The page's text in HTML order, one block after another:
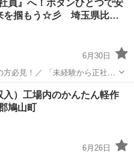
員』へ！ボタンひとつで安
を掴もう☆彡 埼玉県比…
6月30日
経験から正社員
りたい！」 「長期安定の職場で
入）工場内のかんたん軽作
鳩山町
6月26日